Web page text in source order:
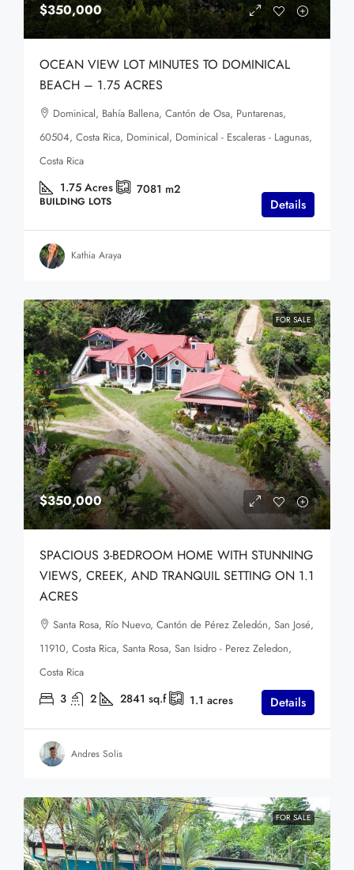
$350,000
OCEAN VIEW LOT MINUTES TO DOMINICAL
BEACH – 1.75 ACRES
Dominical, Bahía Ballena, Cantón de Osa, Puntarenas,
60504, Costa Rica, Dominical, Dominical - Escaleras - Lagunas,
Costa Rica
1.75 Acres 7081 m2
BUILDING LOTS Details
Kathia Araya
FOR SALE
$350,000
SPACIOUS 3-BEDROOM HOME WITH STUNNING
VIEWS, CREEK, AND TRANQUIL SETTING ON 1.1
ACRES
Santa Rosa, Río Nuevo, Cantón de Pérez Zeledón, San José,
11910, Costa Rica, Santa Rosa, San Isidro - Perez Zeledon,
Costa Rica
3 2 2841 sq.f 1.1 acres Details
Andres Solis
FOR SALE